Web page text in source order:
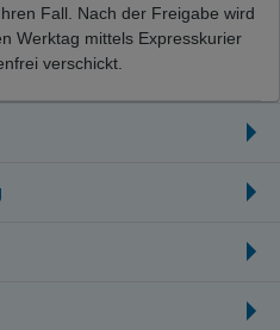
Fall. Nach der Freigabe wird
Werktag mittels Expresskurier
verschickt.